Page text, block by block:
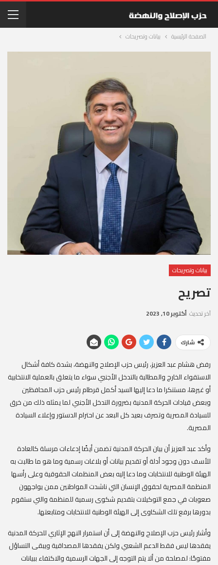
الصفحة الرئيسية بيانات وتصريحات
بيانات وتصريحات
تصريح
آخر تحديث أكتوبر 10, 2023
شارك
رفض هشام عبد العزيز، رئيس حزب الإصلاح والنهضة، بشدة كافة أشكال
الاستقواء الخارج والمطالبة بالتدخل الأجنبي سواء ما يتعلق بالعملية الانتخابية
أو غيرها، مستنكرا ما دعا إليها السيد أكمل قرطام رئيس حزب المحافظين
وبعض قيادات الحركة المدنية بضرورة التدخل الأجنبي لما يمثله ذلك من خرق
للسيادة المصرية وتصرف بعيد كل البعد عن احترام الدستور وإعلاء السيادة
المصرية.
وأكد عبد العزيز أن بيان الحركة المدنية تضمن أيضًا إدعاءات مرسلة كالعادة
للأسف دون وجود أدلة أو تقديم بيانات أو بلاغات رسميةوما هو ما طالبت به
الهيئة الوطنية للانتخابات وما دعا إليه بعض المنظمات الحقوقية وعلى رأسها
المنظمة المصرية لحقوق الإنسان التي ناشدت المواطنين ممن يواجهون
صعوبات في جمع التوكيلات بتقديم شكوى رسمية للمنظمة والتي ستقوم
بدورها برفع تلك الشكاوى إلى الهيئة الوطنية للانتخابات ومتابعتها.
وأشار رئيس حزب الإصلاح والنهضة إلى أن استمرار النهج الإثاري للحركة المدنية
يفقدها ليس فقط الدعم الشعبي ولكن يفقدها المصداقية ويبقى التساؤل
مفتوحًا: لمصلحة من ألا يتم التوجه إلى الجهات الرسمية والاكتفاء ببيانات